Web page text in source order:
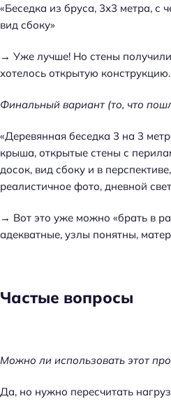
«Беседка из бруса, 3х3 метра, с
вид сбоку»
→ Уже лучше! Но стены
хотелось открытую конструкцию.
Финальный вариант (то, что
«Деревянная беседка 3 на 3
крыша, открытые стены с
досок, вид сбоку и в
реалистичное фото, дневной
→ Вот это уже можно «брать в
адекватные, узлы понятны,
Частые вопросы
Можно ли использовать этот
Да, но нужно пересчитать